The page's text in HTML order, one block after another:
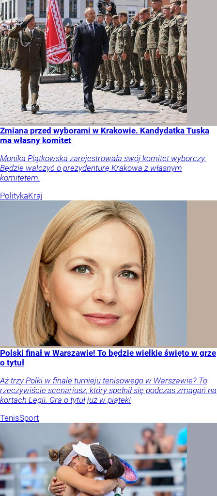
Zmiana przed wyborami w Krakowie. Kandydatka Tuska
ma własny komitet
Monika Piątkowska zarejestrowała swój komitet wyborczy.
Będzie walczyć o prezydenturę Krakowa z własnym
komitetem.
PolitykaKraj
Polski finał w Warszawie! To będzie wielkie święto w grze
o tytuł
Aż trzy Polki w finale turnieju tenisowego w Warszawie? To
rzeczywiście scenariusz, który spełnił się podczas zmagań na
kortach Legii. Gra o tytuł już w piątek!
TenisSport